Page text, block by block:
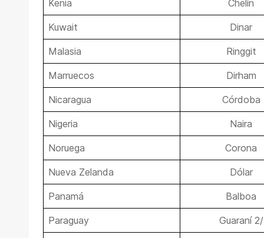
Kenia Chelín
Kuwait Dinar
Malasia Ringgit
Marruecos Dirham
Nicaragua Córdoba
Nigeria Naira
Noruega Corona
Nueva Zelanda Dólar
Panamá Balboa
Paraguay Guaraní 2/